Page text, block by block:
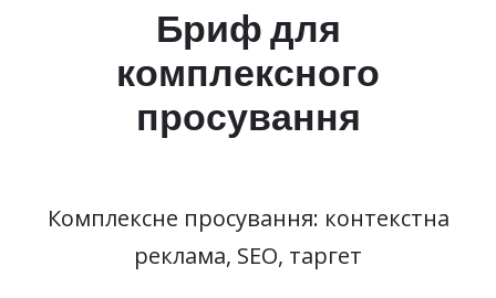
Бриф для
комплексного
просування
Комплексне просування: контекстна
реклама, SEO, таргет